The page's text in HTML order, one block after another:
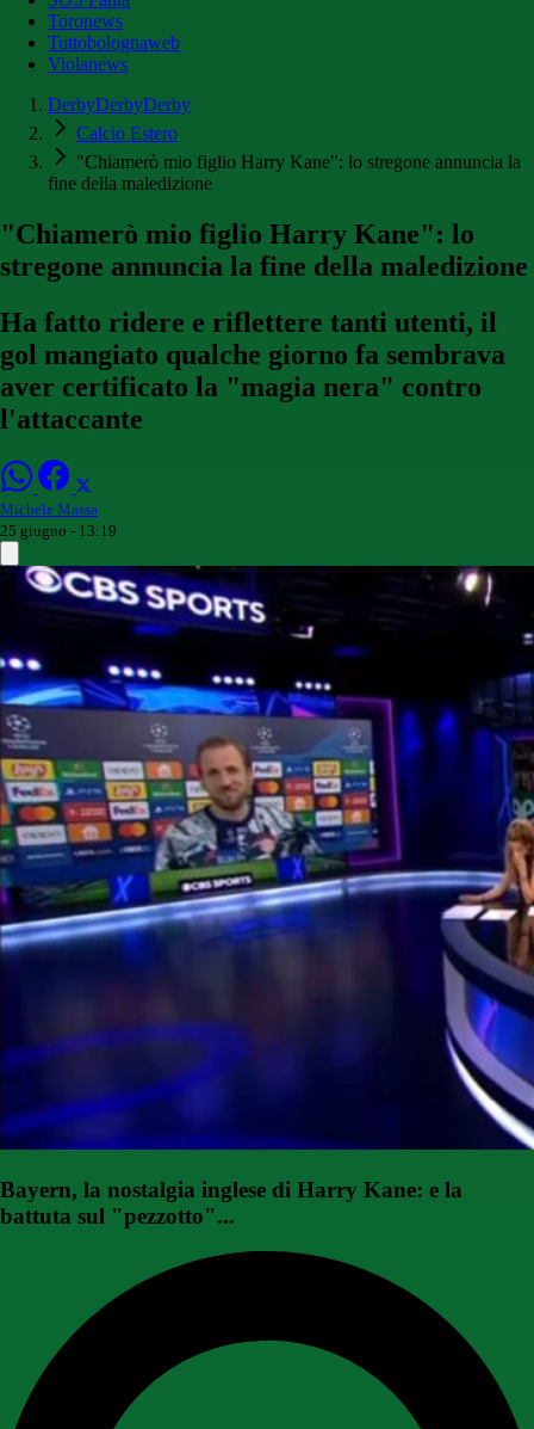
Toronews
Tuttobolognaweb
Violanews
DerbyDerbyDerby
Calcio Estero
"Chiamerò mio figlio Harry Kane": lo stregone annuncia la
fine della maledizione
"Chiamerò mio figlio Harry Kane": lo
stregone annuncia la fine della maledizione
Ha fatto ridere e riflettere tanti utenti, il
gol mangiato qualche giorno fa sembrava
aver certificato la "magia nera" contro
l'attaccante
Michele Massa
25 giugno - 13:19
Bayern, la nostalgia inglese di Harry Kane: e la
battuta sul "pezzotto"...